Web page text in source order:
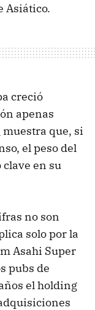
Asiático.
creció
apenas
muestra que, si
el peso del
en su
no son
solo por la
Asahi Super
pubs de
el holding